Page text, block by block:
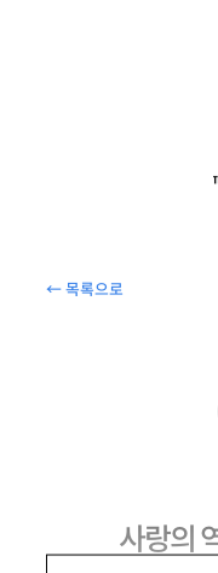
← 목록으로
사랑의